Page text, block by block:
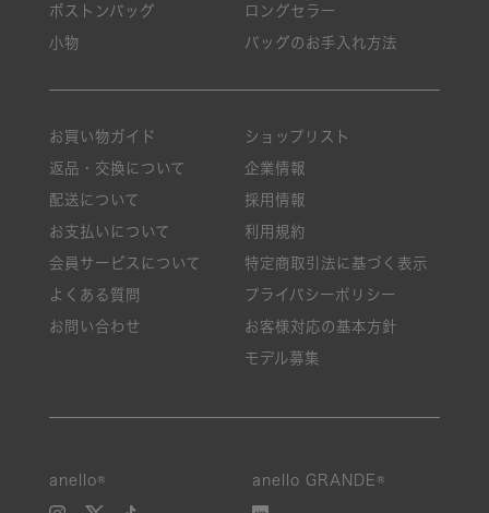
ボストンバッグ
小物
ロングセラー
バッグのお手入れ方法
お買い物ガイド
返品・交換について
配送について
お支払いについて
会員サービスについて
よくある質問
お問い合わせ
ショップリスト
企業情報
採用情報
利用規約
特定商取引法に基づく表示
プライバシーポリシー
お客様対応の基本方針
モデル募集
anello® anello GRANDE®